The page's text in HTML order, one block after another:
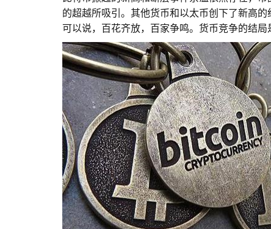
的超越所吸引。其他货币和以太币创下了新高
可以说，百花齐放，百家争鸣。货币竞争的结局